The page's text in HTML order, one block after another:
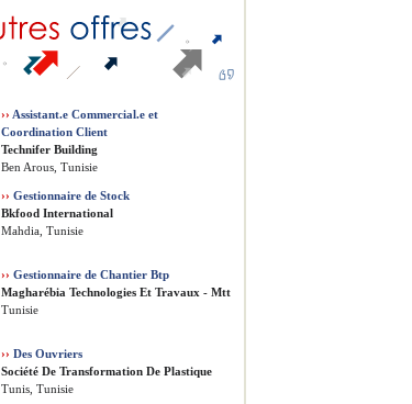
›› Assistant.e Commercial.e et
Coordination Client
Technifer Building
Ben Arous, Tunisie
›› Gestionnaire de Stock
Bkfood International
Mahdia, Tunisie
›› Gestionnaire de Chantier Btp
Magharébia Technologies Et Travaux - Mtt
Tunisie
›› Des Ouvriers
Société De Transformation De Plastique
Tunis, Tunisie